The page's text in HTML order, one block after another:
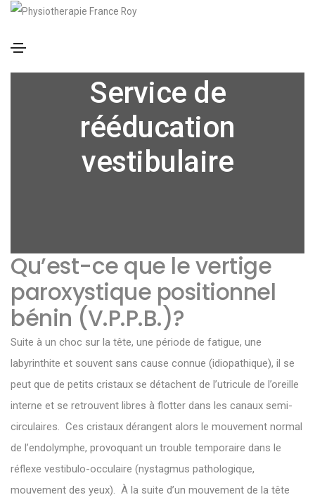
Service de
rééducation
vestibulaire
Qu’est-ce que le vertige
paroxystique positionnel
bénin (V.P.P.B.)?
Suite à un choc sur la tête, une période de fatigue, une
labyrinthite et souvent sans cause connue (idiopathique), il se
peut que de petits cristaux se détachent de l’utricule de l’oreille
interne et se retrouvent libres à flotter dans les canaux semi-
circulaires. Ces cristaux dérangent alors le mouvement normal
de l’endolymphe, provoquant un trouble temporaire dans le
réflexe vestibulo-occulaire (nystagmus pathologique,
mouvement des yeux). À la suite d’un mouvement de la tête